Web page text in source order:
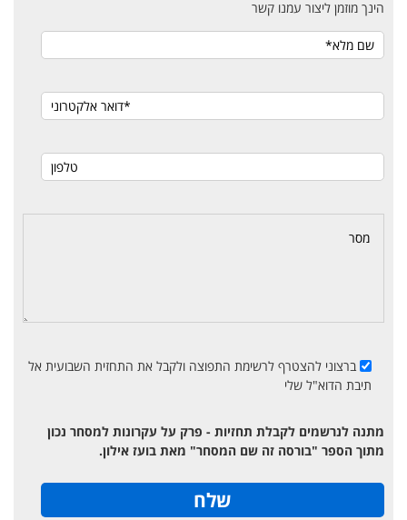
הינך מוזמן ליצור עמנו קשר
ברצוני להצטרף לרשימת התפוצה ולקבל את התחזית השבועית אל
תיבת הדוא"ל שלי
מתנה לנרשמים לקבלת תחזיות - פרק על עקרונות למסחר נכון
מתוך הספר "בורסה זה שם המסחר" מאת בועז אילון.